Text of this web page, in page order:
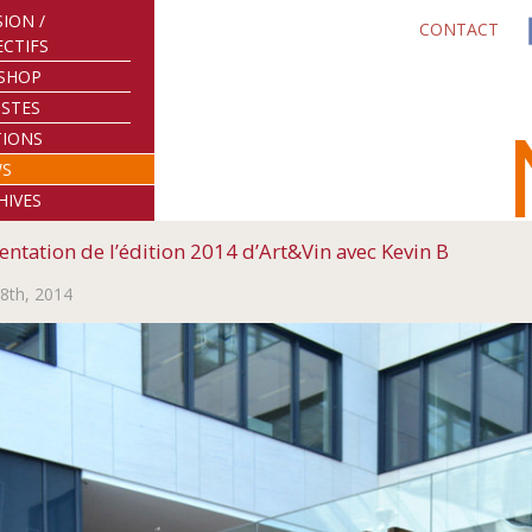
/
CONTACT
de l’édition 2014 d’Art&Vin avec Kevin B
2014